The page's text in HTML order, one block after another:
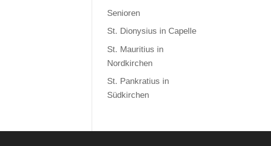
Senioren
St. Dionysius in Capelle
St. Mauritius in
Nordkirchen
St. Pankratius in
Südkirchen